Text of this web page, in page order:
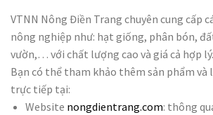
VTNN Nông Điền Trang chuyên cung cấp
nông nghiệp như: hạt giống, phân bón,
vườn,… với chất lượng cao và giá cả hợp lý.
Bạn có thể tham khảo thêm sản phẩm và
trực tiếp tại:
Website nongdientrang.com: thông